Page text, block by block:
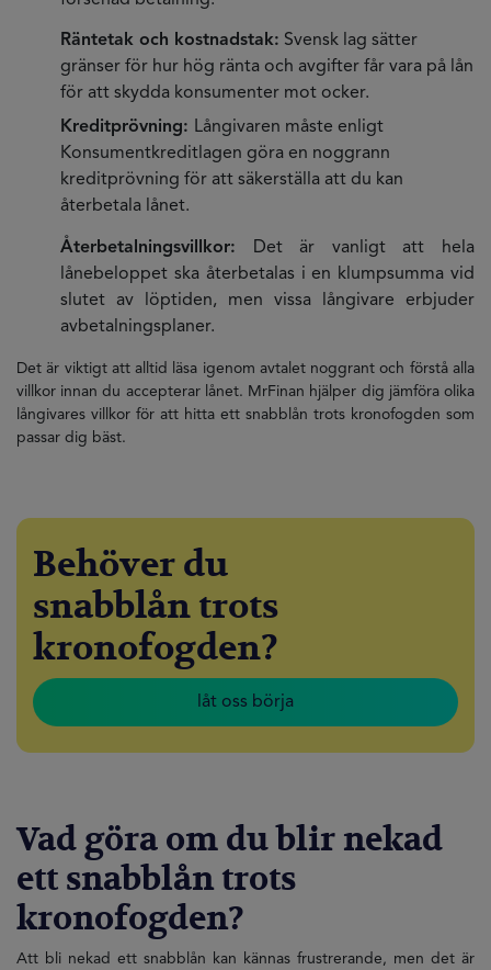
Räntetak och kostnadstak: Svensk lag sätter
gränser för hur hög ränta och avgifter får vara på lån
för att skydda konsumenter mot ocker.
Kreditprövning: Långivaren måste enligt
Konsumentkreditlagen göra en noggrann
kreditprövning för att säkerställa att du kan
återbetala lånet.
Återbetalningsvillkor: Det är vanligt att hela
lånebeloppet ska återbetalas i en klumpsumma vid
slutet av löptiden, men vissa långivare erbjuder
avbetalningsplaner.
Det är viktigt att alltid läsa igenom avtalet noggrant och förstå alla
villkor innan du accepterar lånet. MrFinan hjälper dig jämföra olika
långivares villkor för att hitta ett snabblån trots kronofogden som
passar dig bäst.
Behöver du
snabblån trots
kronofogden?
låt oss börja
Vad göra om du blir nekad
ett snabblån trots
kronofogden?
Att bli nekad ett snabblån kan kännas frustrerande, men det är